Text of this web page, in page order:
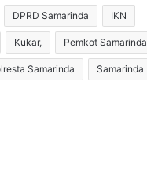
DPRD Samarinda IKN
Kukar, Pemkot Samarinda
Samarinda Samarinda